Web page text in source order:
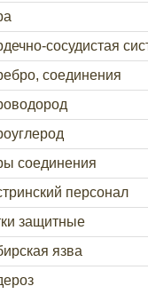
сосудистая
соединения
соединения
персонал
защитные
язва